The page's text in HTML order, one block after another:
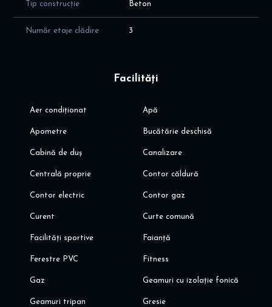
Va invit sa programati o vizionare!
Tip construcție Beton
Număr etaje clădire 3
Facilități
Aer condiționat Apă
Apometre Bucătărie deschisă
Cabină de duș Canalizare
Centrală proprie Contor căldură
Contor electric Contor gaz
Curent Curte comună
Facilități sportive Faianță
Ferestre PVC Fitness
Gaz Geamuri cu izolație fonică
Geamuri tripan Gresie